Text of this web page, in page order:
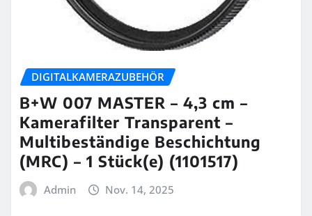
DIGITALKAMERAZUBEHÖR
B+W 007 MASTER – 4,3 cm –
Kamerafilter Transparent –
Multibeständige Beschichtung
(MRC) – 1 Stück(e) (1101517)
Admin Nov. 14, 2025